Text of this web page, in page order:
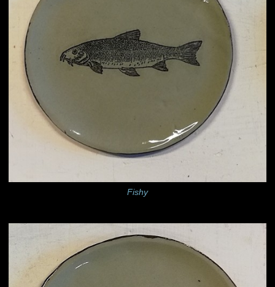
Fishy